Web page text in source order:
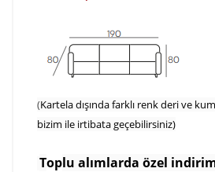
(Kartela dışında farklı renk deri ve
bizim ile irtibata geçebilirsiniz)
Toplu alımlarda özel